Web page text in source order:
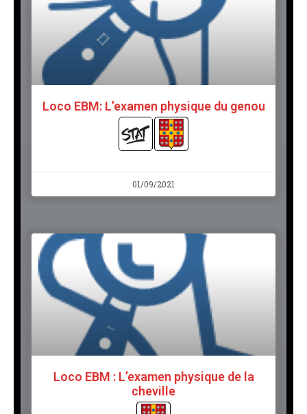
Loco EBM: L’examen physique du genou
01/09/2021
Loco EBM : L’examen physique de la
cheville